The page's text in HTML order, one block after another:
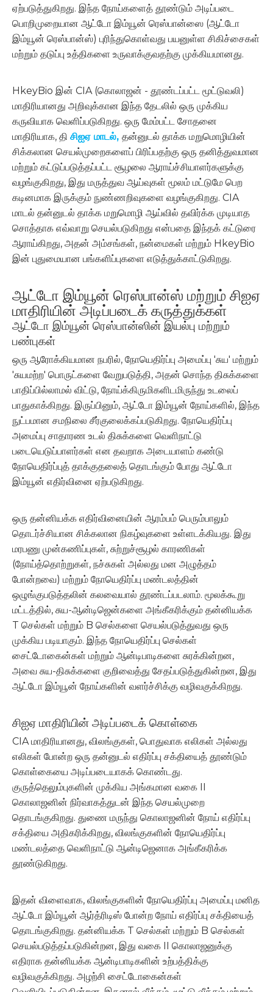
ஏற்படுத்துகிறது. இந்த நோய்களைத் தூண்டும் அடிப்படை
பொறிமுறையான ஆட்டோ இம்யூன் ரெஸ்பான்ஸை (ஆட்டோ
இம்யூன் ரெஸ்பான்ஸ்) புரிந்துகொள்வது பயனுள்ள சிகிச்சைகள்
மற்றும் தடுப்பு உத்திகளை உருவாக்குவதற்கு முக்கியமானது.
HkeyBio இன் CIA (கொலாஜன் - தூண்டப்பட்ட மூட்டுவலி)
மாதிரியானது அறிவுக்கான இந்த தேடலில் ஒரு முக்கிய
கருவியாக வெளிப்படுகிறது. ஒரு மேம்பட்ட சோதனை
மாதிரியாக, தி சிஐஏ மாடல், தன்னுடல் தாக்க மறுமொழியின்
சிக்கலான செயல்முறைகளைப் பிரிப்பதற்கு ஒரு தனித்துவமான
மற்றும் கட்டுப்படுத்தப்பட்ட சூழலை ஆராய்ச்சியாளர்களுக்கு
வழங்குகிறது, இது மருத்துவ ஆய்வுகள் மூலம் மட்டுமே பெற
கடினமாக இருக்கும் நுண்ணறிவுகளை வழங்குகிறது. CIA
மாடல் தன்னுடல் தாக்க மறுமொழி ஆய்வில் தவிர்க்க முடியாத
சொத்தாக எவ்வாறு செயல்படுகிறது என்பதை இந்தக் கட்டுரை
ஆராய்கிறது, அதன் அம்சங்கள், நன்மைகள் மற்றும் HkeyBio
இன் புதுமையான பங்களிப்புகளை எடுத்துக்காட்டுகிறது.
ஆட்டோ இம்யூன் ரெஸ்பான்ஸ் மற்றும் சிஐஏ
மாதிரியின் அடிப்படைக் கருத்துக்கள்
ஆட்டோ இம்யூன் ரெஸ்பான்ஸின் இயல்பு மற்றும்
பண்புகள்
ஒரு ஆரோக்கியமான நபரில், நோயெதிர்ப்பு அமைப்பு 'சுய' மற்றும்
'சுயமற்ற' பொருட்களை வேறுபடுத்தி, அதன் சொந்த திசுக்களை
பாதிப்பில்லாமல் விட்டு, நோய்க்கிருமிகளிடமிருந்து உடலைப்
பாதுகாக்கிறது. இருப்பினும், ஆட்டோ இம்யூன் நோய்களில், இந்த
நுட்பமான சமநிலை சீர்குலைக்கப்படுகிறது. நோயெதிர்ப்பு
அமைப்பு சாதாரண உடல் திசுக்களை வெளிநாட்டு
படையெடுப்பாளர்கள் என தவறாக அடையாளம் கண்டு
நோயெதிர்ப்புத் தாக்குதலைத் தொடங்கும் போது ஆட்டோ
இம்யூன் எதிர்வினை ஏற்படுகிறது.
ஒரு தன்னியக்க எதிர்வினையின் ஆரம்பம் பெரும்பாலும்
தொடர்ச்சியான சிக்கலான நிகழ்வுகளை உள்ளடக்கியது. இது
மரபணு முன்கணிப்புகள், சுற்றுச்சூழல் காரணிகள்
(நோய்த்தொற்றுகள், நச்சுகள் அல்லது மன அழுத்தம்
போன்றவை) மற்றும் நோயெதிர்ப்பு மண்டலத்தின்
ஒழுங்குபடுத்தலின் கலவையால் தூண்டப்படலாம். மூலக்கூறு
மட்டத்தில், சுய-ஆன்டிஜென்களை அங்கீகரிக்கும் தன்னியக்க
T செல்கள் மற்றும் B செல்களை செயல்படுத்துவது ஒரு
முக்கிய படியாகும். இந்த நோயெதிர்ப்பு செல்கள்
சைட்டோகைன்கள் மற்றும் ஆன்டிபாடிகளை சுரக்கின்றன,
அவை சுய-திசுக்களை குறிவைத்து சேதப்படுத்துகின்றன, இது
ஆட்டோ இம்யூன் நோய்களின் வளர்ச்சிக்கு வழிவகுக்கிறது.
சிஐஏ மாதிரியின் அடிப்படைக் கொள்கை
CIA மாதிரியானது, விலங்குகள், பொதுவாக எலிகள் அல்லது
எலிகள் போன்ற ஒரு தன்னுடல் எதிர்ப்பு சக்தியைத் தூண்டும்
கொள்கையை அடிப்படையாகக் கொண்டது.
குருத்தெலும்புகளின் முக்கிய அங்கமான வகை II
கொலாஜனின் நிர்வாகத்துடன் இந்த செயல்முறை
தொடங்குகிறது. துணை மருந்து கொலாஜனின் நோய் எதிர்ப்பு
சக்தியை அதிகரிக்கிறது, விலங்குகளின் நோயெதிர்ப்பு
மண்டலத்தை வெளிநாட்டு ஆன்டிஜெனாக அங்கீகரிக்க
தூண்டுகிறது.
இதன் விளைவாக, விலங்குகளின் நோயெதிர்ப்பு அமைப்பு மனித
ஆட்டோ இம்யூன் ஆர்த்ரிடிஸ் போன்ற நோய் எதிர்ப்பு சக்தியைத்
தொடங்குகிறது. தன்னியக்க T செல்கள் மற்றும் B செல்கள்
செயல்படுத்தப்படுகின்றன, இது வகை II கொலாஜனுக்கு
எதிராக தன்னியக்க ஆன்டிபாடிகளின் உற்பத்திக்கு
வழிவகுக்கிறது. அழற்சி சைட்டோகைன்கள்